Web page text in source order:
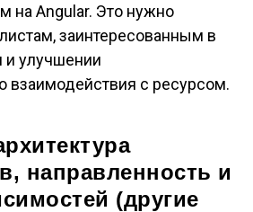
на Angular. Это нужно
заинтересованным в
и улучшении
взаимодействия с ресурсом.
направленность и
(другие